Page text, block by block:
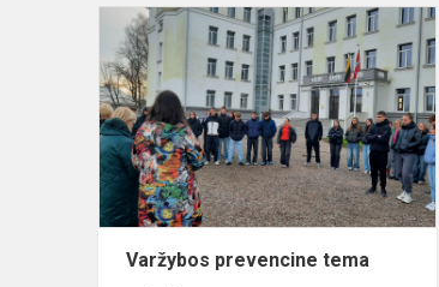
Varžybos prevencine tema